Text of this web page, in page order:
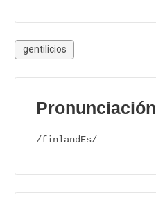
gentilicios
Pronunciación
/finlandEs/